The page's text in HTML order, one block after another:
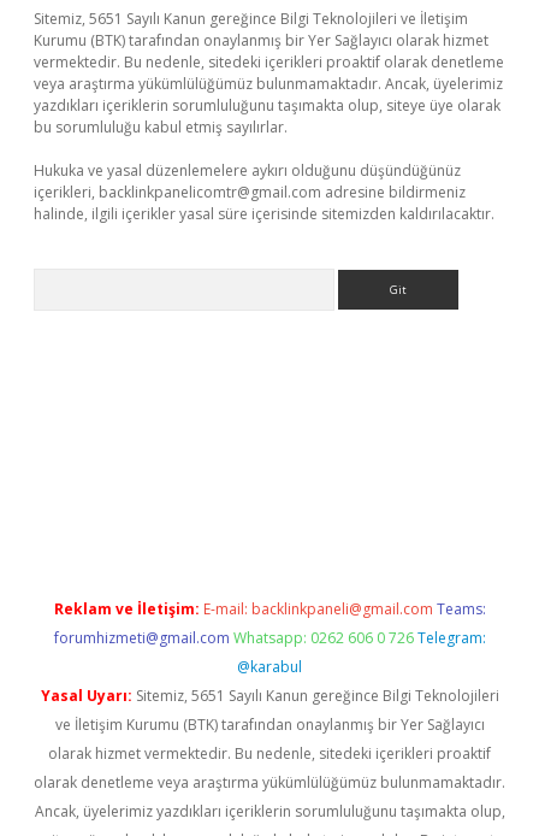
Sitemiz, 5651 Sayılı Kanun gereğince Bilgi Teknolojileri ve İletişim
Kurumu (BTK) tarafından onaylanmış bir Yer Sağlayıcı olarak hizmet
vermektedir. Bu nedenle, sitedeki içerikleri proaktif olarak denetleme
veya araştırma yükümlülüğümüz bulunmamaktadır. Ancak, üyelerimiz
yazdıkları içeriklerin sorumluluğunu taşımakta olup, siteye üye olarak
bu sorumluluğu kabul etmiş sayılırlar.
Hukuka ve yasal düzenlemelere aykırı olduğunu düşündüğünüz
içerikleri, backlinkpanelicomtr@gmail.com adresine bildirmeniz
halinde, ilgili içerikler yasal süre içerisinde sitemizden kaldırılacaktır.
Reklam ve İletişim: E-mail: backlinkpaneli@gmail.com Teams:
forumhizmeti@gmail.com Whatsapp: 0262 606 0 726 Telegram:
@karabul
Yasal Uyarı: Sitemiz, 5651 Sayılı Kanun gereğince Bilgi Teknolojileri
ve İletişim Kurumu (BTK) tarafından onaylanmış bir Yer Sağlayıcı
olarak hizmet vermektedir. Bu nedenle, sitedeki içerikleri proaktif
olarak denetleme veya araştırma yükümlülüğümüz bulunmamaktadır.
Ancak, üyelerimiz yazdıkları içeriklerin sorumluluğunu taşımakta olup,